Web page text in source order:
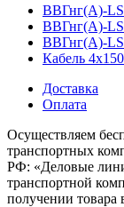
ВВГнг(А)-LS
ВВГнг(А)-LS
ВВГнг(А)-LS
Кабель 4x150
Доставка
Оплата
Осуществляем
транспортных
РФ: «Деловые
транспортной
получении товара